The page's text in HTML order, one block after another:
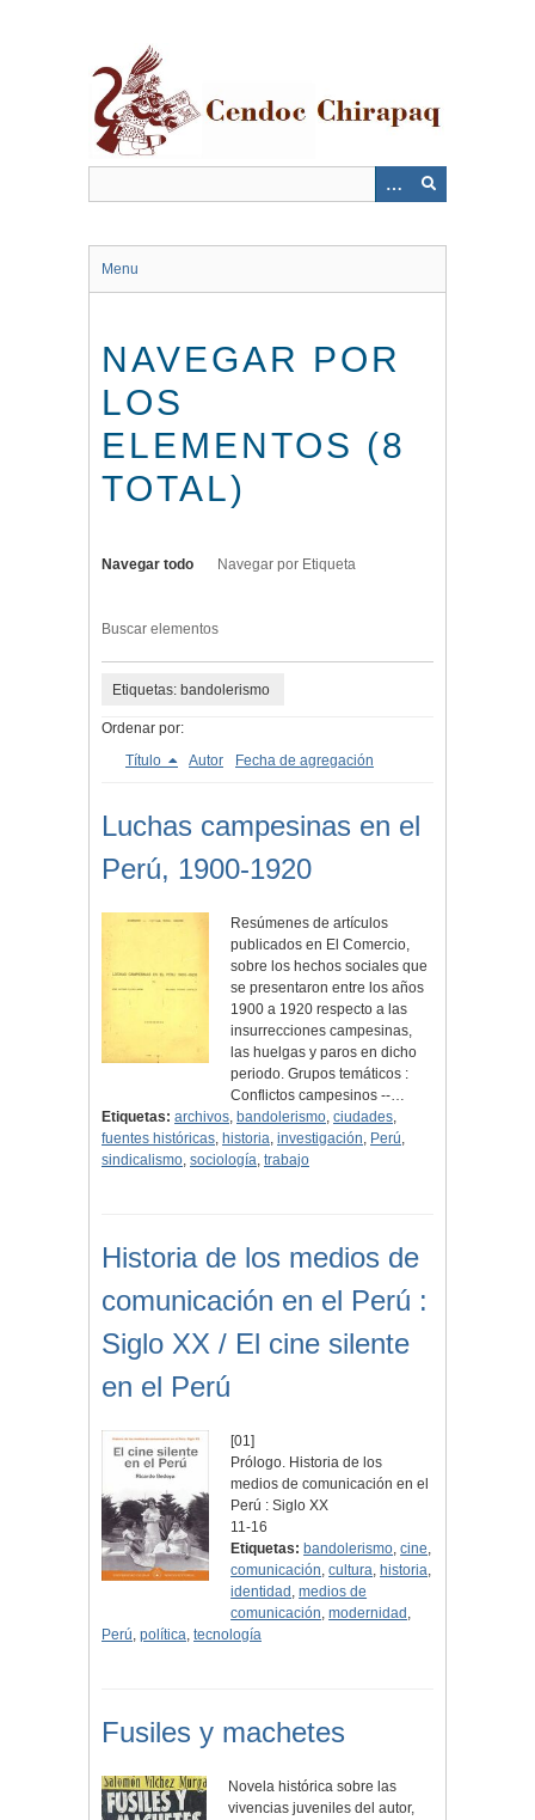
Menu
NAVEGAR POR
LOS
ELEMENTOS (8
TOTAL)
Navegar todo Navegar por Etiqueta
Buscar elementos
Etiquetas: bandolerismo
Ordenar por:
Título
Autor Fecha de agregación
Luchas campesinas en el
Perú, 1900-1920
Resúmenes de artículos
publicados en El Comercio,
sobre los hechos sociales que
se presentaron entre los años
1900 a 1920 respecto a las
insurrecciones campesinas,
las huelgas y paros en dicho
periodo. Grupos temáticos :
Conflictos campesinos --…
Etiquetas: archivos, bandolerismo, ciudades,
fuentes históricas, historia, investigación, Perú,
sindicalismo, sociología, trabajo
Historia de los medios de
comunicación en el Perú :
Siglo XX / El cine silente
en el Perú
[01]
Prólogo. Historia de los
medios de comunicación en el
Perú : Siglo XX
11-16
Etiquetas: bandolerismo,cine,
comunicación,cultura, historia,
identidad ,medios de
comunicación,modernidad ,
Perú, política, tecnología
Fusiles y machetes
Novela histórica sobre las
vivencias juveniles del autor,